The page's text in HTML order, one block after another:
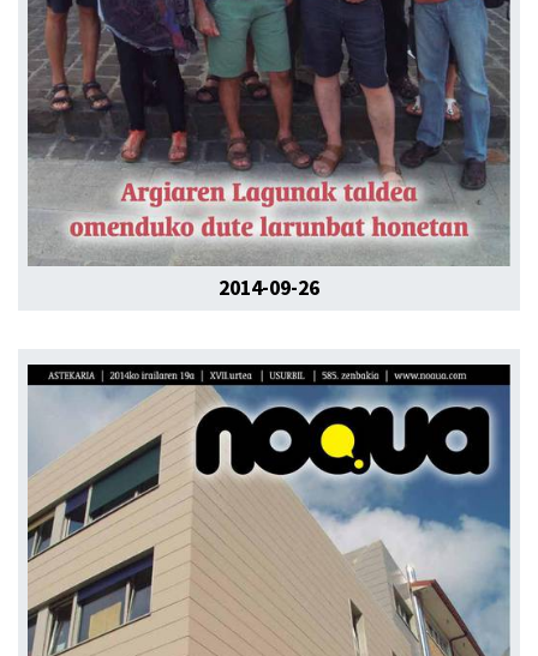
2014-09-26